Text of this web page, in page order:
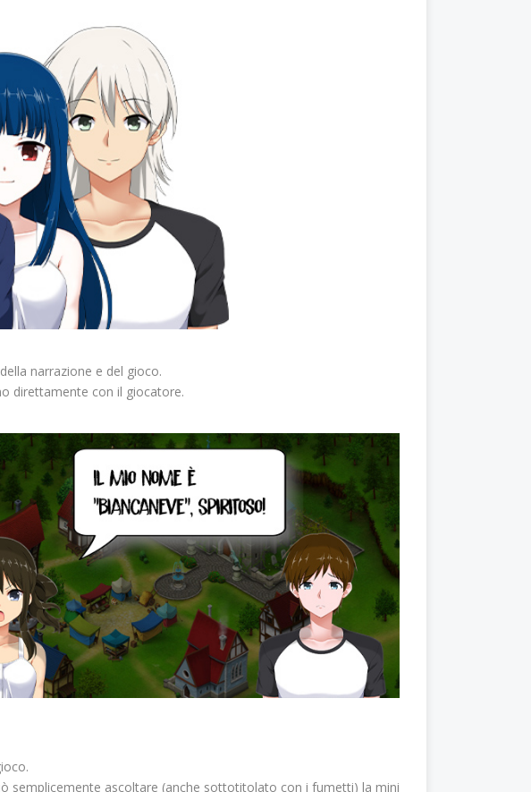
narrazione e del gioco.
direttamente con il giocatore.
semplicemente ascoltare (anche sottotitolato con i fumetti) la mini